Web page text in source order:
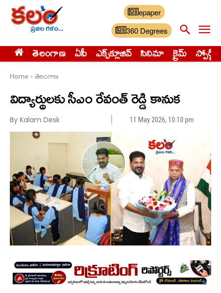
epaper
360 Degrees
తెలంగాణ ఏపీ ఎక్స్‌క్లూజివ్‌ సినిమా క్రైమ్ స్పోర్ట్స్
Home తెలంగాణ
విద్యార్థులకు సీఎం రేవంత్ రెడ్డి కానుక
By Kalam Desk 11 May 2026, 10:10 pm